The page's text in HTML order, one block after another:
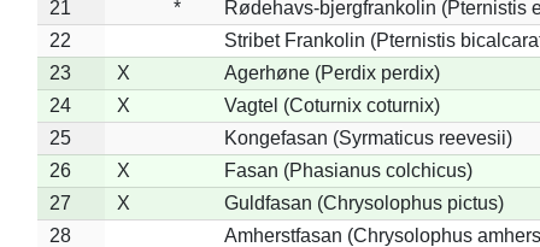
21
*
Rødehavs-bjergfrankolin (Pternistis
22
Stribet Frankolin (Pternistis
23
X
Agerhøne (Perdix perdix)
24
X
Vagtel (Coturnix coturnix)
25
Kongefasan (Syrmaticus reevesii)
26
X
Fasan (Phasianus colchicus)
27
X
Guldfasan (Chrysolophus pictus)
28
Amherstfasan (Chrysolophus